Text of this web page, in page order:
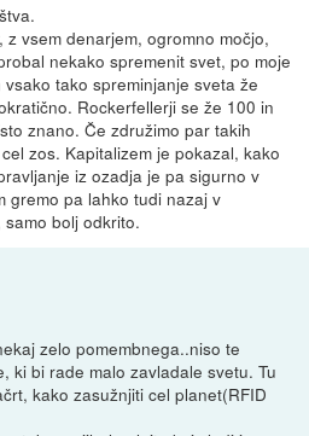
vsem denarjem, ogromno močjo,
nekako spremenit svet, po moje
tako spreminjanje sveta že
Rockerfellerji se že 100 in
znano. Če združimo par takih
zos. Kapitalizem je pokazal, kako
iz ozadja je pa sigurno v
gremo pa lahko tudi nazaj v
bolj odkrito.
zelo pomembnega..niso te
ki bi rade malo zavladale svetu. Tu
kako zasužnjiti cel planet(RFID